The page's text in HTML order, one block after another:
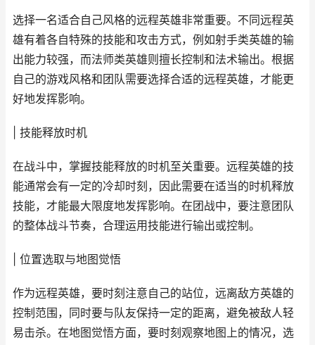
选择一名适合自己风格的远程英雄非常重要。不同远程英
雄有着各自特殊的技能和攻击方式，例如射手类英雄的输
出能力较强，而法师类英雄则擅长控制和法术输出。根据
自己的游戏风格和团队需要选择合适的远程英雄，才能更
好地发挥影响。
| 技能释放时机
在战斗中，掌握技能释放的时机至关重要。远程英雄的技
能通常会有一定的冷却时刻，因此需要在适当的时机释放
技能，才能最大限度地发挥影响。在团战中，要注意团队
的整体战斗节奏，合理运用技能进行输出或控制。
| 位置选取与地图觉悟
作为远程英雄，要时刻注意自己的站位，远离敌方英雄的
控制范围，同时要与队友保持一定的距离，避免被敌人轻
易击杀。在地图觉悟方面，要时刻观察地图上的情况，选